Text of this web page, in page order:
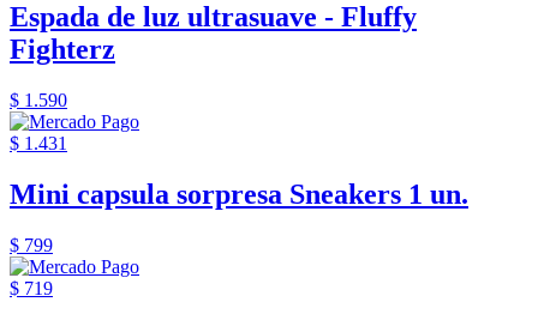
Espada de luz ultrasuave - Fluffy
Fighterz
$ 1.590
$ 1.431
Mini capsula sorpresa Sneakers 1 un.
$ 799
$ 719